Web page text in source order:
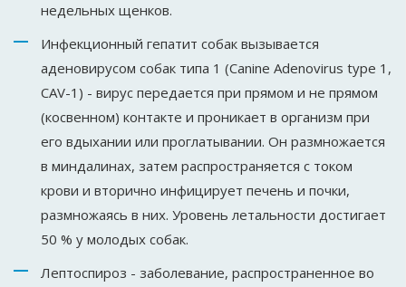
недельных щенков.
Инфекционный гепатит собак вызывается
аденовирусом собак типа 1 (Canine Adenovirus type 1,
CAV-1) - вирус передается при прямом и не прямом
(косвенном) контакте и проникает в организм при
его вдыхании или проглатывании. Он размножается
в миндалинах, затем распространяется с током
крови и вторично инфицирует печень и почки,
размножаясь в них. Уровень летальности достигает
50 % у молодых собак.
Лептоспироз - заболевание, распространенное во